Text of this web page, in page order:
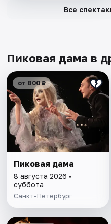
Все
Пиковая дама в
от 800 ₽
Пиковая дама
8 августа 2026 •
суббота
Санкт-Петербург